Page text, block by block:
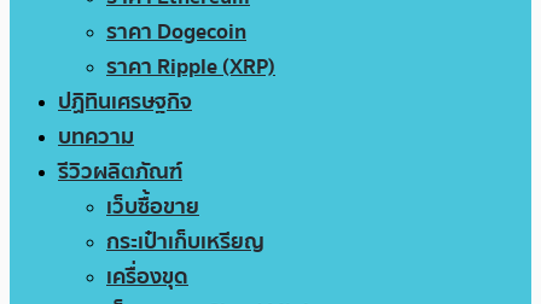
ราคา Dogecoin
ราคา Ripple (XRP)
ปฏิทินเศรษฐกิจ
บทความ
รีวิวผลิตภัณฑ์
เว็บซื้อขาย
กระเป๋าเก็บเหรียญ
เครื่องขุด